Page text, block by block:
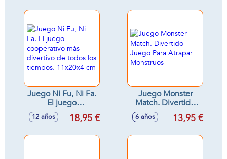
Juego Ni Fu, Ni Fa.
El juego
cooperativo más
divertivo de todos
12 años 18,95 €
Juego Monster
Match. Divertido
Juego Para Atrapar
Monstruos
6 años 13,95 €